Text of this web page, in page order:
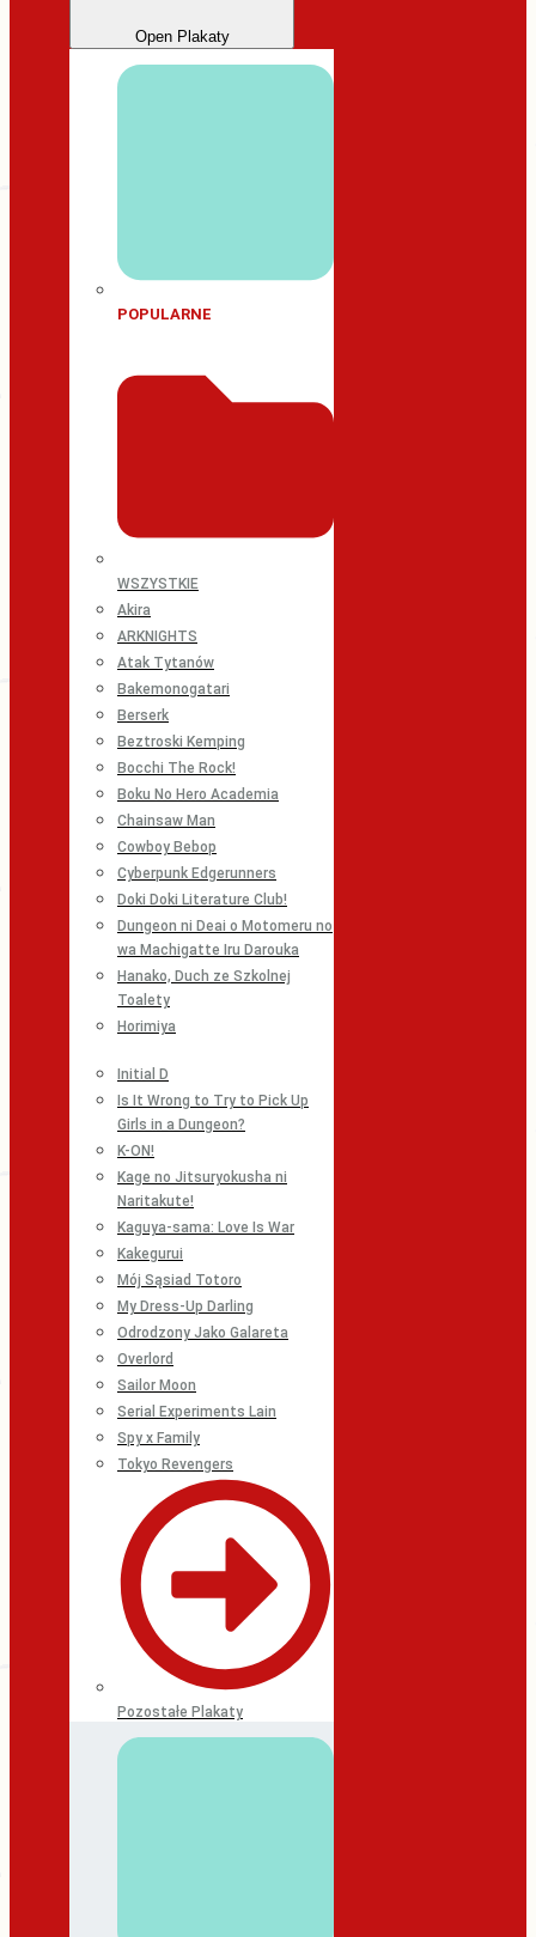
Open Plakaty
POPULARNE
WSZYSTKIE
Akira
ARKNIGHTS
Atak Tytanów
Bakemonogatari
Berserk
Beztroski Kemping
Bocchi The Rock!
Boku No Hero Academia
Chainsaw Man
Cowboy Bebop
Cyberpunk Edgerunners
Doki Doki Literature Club!
Dungeon ni Deai o Motomeru no
wa Machigatte Iru Darouka
Hanako, Duch ze Szkolnej
Toalety
Horimiya
Initial D
Is It Wrong to Try to Pick Up
Girls in a Dungeon?
K-ON!
Kage no Jitsuryokusha ni
Naritakute!
Kaguya-sama: Love Is War
Kakegurui
Mój Sąsiad Totoro
My Dress-Up Darling
Odrodzony Jako Galareta
Overlord
Sailor Moon
Serial Experiments Lain
Spy x Family
Tokyo Revengers
Pozostałe Plakaty